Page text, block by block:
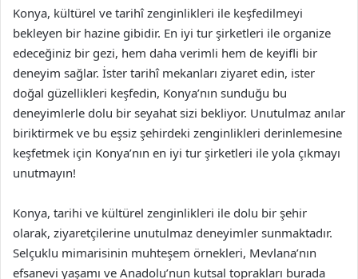
Konya, kültürel ve tarihî zenginlikleri ile keşfedilmeyi
bekleyen bir hazine gibidir. En iyi tur şirketleri ile organize
edeceğiniz bir gezi, hem daha verimli hem de keyifli bir
deneyim sağlar. İster tarihî mekanları ziyaret edin, ister
doğal güzellikleri keşfedin, Konya’nın sunduğu bu
deneyimlerle dolu bir seyahat sizi bekliyor. Unutulmaz anılar
biriktirmek ve bu eşsiz şehirdeki zenginlikleri derinlemesine
keşfetmek için Konya’nın en iyi tur şirketleri ile yola çıkmayı
unutmayın!
Konya, tarihi ve kültürel zenginlikleri ile dolu bir şehir
olarak, ziyaretçilerine unutulmaz deneyimler sunmaktadır.
Selçuklu mimarisinin muhteşem örnekleri, Mevlana’nın
efsanevi yaşamı ve Anadolu’nun kutsal toprakları burada